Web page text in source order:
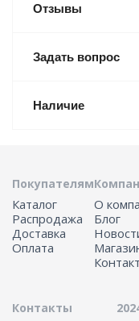
Отзывы
Задать вопрос
Наличие
Покупателям
Каталог
Распродажа
Доставка
Оплата
О
Блог
Контакты